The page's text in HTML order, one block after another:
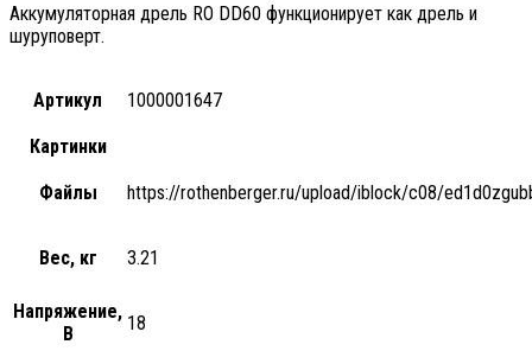
Аккумуляторная дрель RO DD60 функционирует как дрель и
шуруповерт.
Артикул 1000001647
Картинки
Файлы https://rothenberger.ru/upload/iblock/c08/
Вес, кг 3.21
Напряжение,
В
18